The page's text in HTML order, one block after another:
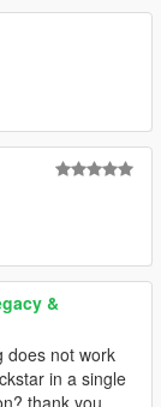
&
does not work
in a single
thank you